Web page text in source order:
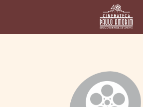
PAULO AMORIM
> HOMENAGEADOS